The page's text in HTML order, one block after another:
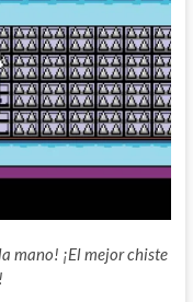
mano! ¡El mejor chiste